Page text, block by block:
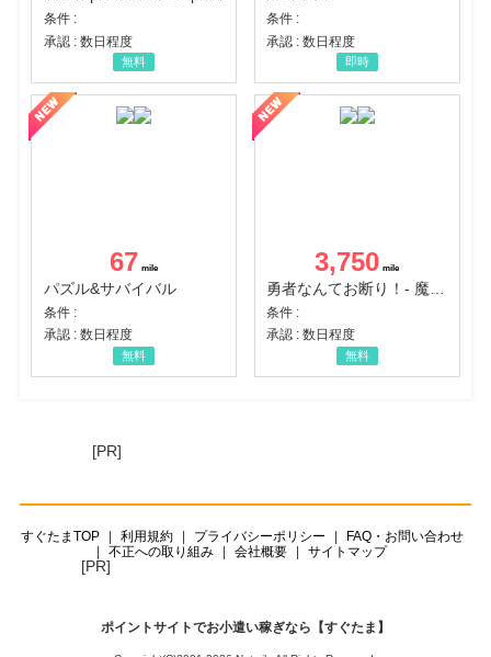
条件 :
承認 : 数日程度
無料
条件 :
承認 : 数日程度
即時
67
パズル&サバイバル
条件 :
承認 : 数日程度
無料
3,750
条件 :
承認 : 数日程度
無料
[PR]
すぐたまTOP 利用規約 プライバシーポリシー
FAQ・お問い合わせ
不正への取り組み
会社概要 サイトマップ
[PR]
ポイントサイトでお小遣い稼ぎなら【すぐたま】